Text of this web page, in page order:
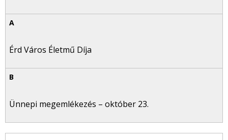
Érd Város Életmű Díja
Ünnepi megemlékezés – október 23.